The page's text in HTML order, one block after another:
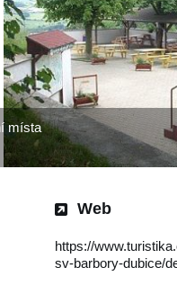
Web
https://
sv-barbory-dubice/
místa